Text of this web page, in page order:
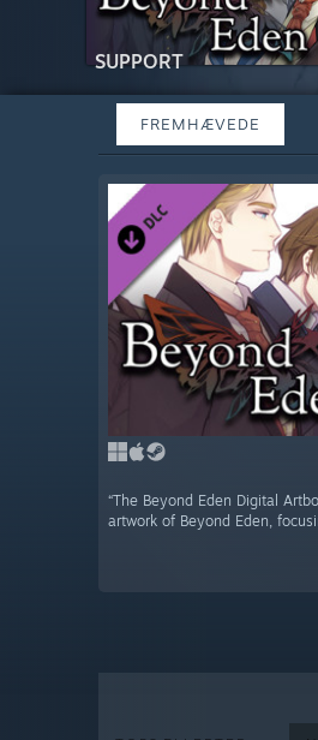
SUPPORT
FREMHÆVEDE
“The Beyond Eden Digital
artwork of Beyond Eden,